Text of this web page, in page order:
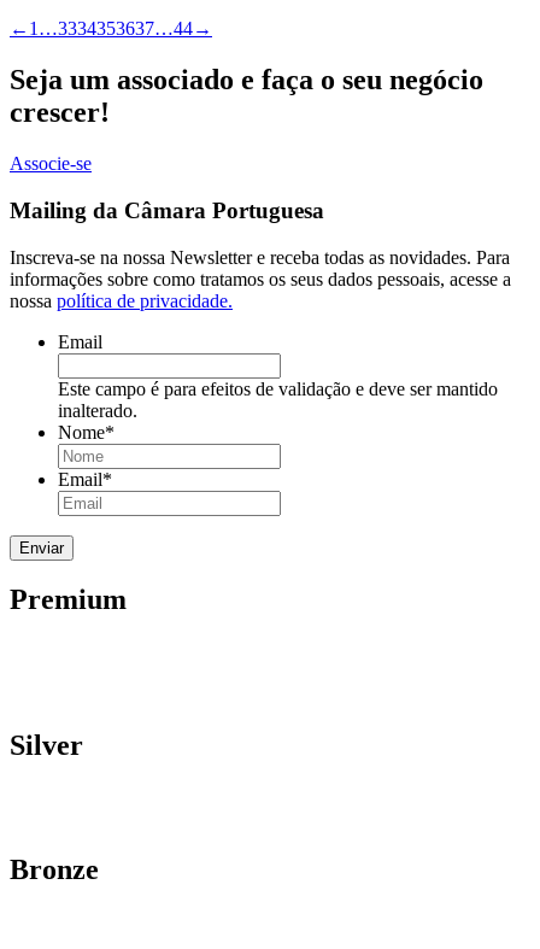
← 1 …3334353637…44→
Seja um associado e faça o seu negócio
crescer!
Associe-se
Mailing da Câmara Portuguesa
Inscreva-se na nossa Newsletter e receba todas as novidades. Para
informações sobre como tratamos os seus dados pessoais, acesse a
nossa política de privacidade.
Email
Este campo é para efeitos de validação e deve ser mantido
inalterado.
Nome*
Email*
Premium
Silver
Bronze